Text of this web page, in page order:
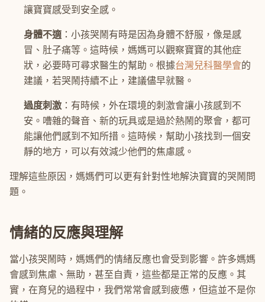
讓寶寶感受到安全感。
身體不適 ：小孩哭鬧有時是因為身體不舒服，像是感
冒、肚子痛等。這時候，媽媽可以觀察寶寶的其他症
狀，必要時可尋求醫生的幫助。根據台灣兒科醫學會的
建議，若哭鬧持續不止，建議儘早就醫。
過度刺激 ：有時候，外在環境的刺激會讓小孩感到不
安。嘈雜的聲音、新的玩具或是過於熱鬧的聚會，都可
能讓他們感到不知所措。這時候，幫助小孩找到一個安
靜的地方，可以有效減少他們的焦慮感。
理解這些原因，媽媽們可以更有針對性地解決寶寶的哭鬧問
題。
情緒的反應與理解
當小孩哭鬧時，媽媽們的情緒反應也會受到影響。許多媽媽
會感到焦慮、無助，甚至自責，這些都是正常的反應。其
實，在育兒的過程中，我們常常會感到疲憊，但這並不是你